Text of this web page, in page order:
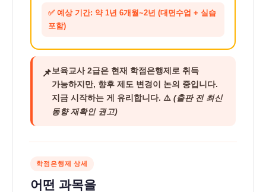
✅ 예상 기간: 약 1년 6개월~2년 (대면수업 + 실습
포함)
📌보육교사 2급은 현재 학점은행제로 취득
가능하지만, 향후 제도 변경이 논의 중입니다.
지금 시작하는 게 유리 합니다. ⚠️ (출판 전 최신
동향 재확인 권고)
학점은행제 상세
어떤 과목을